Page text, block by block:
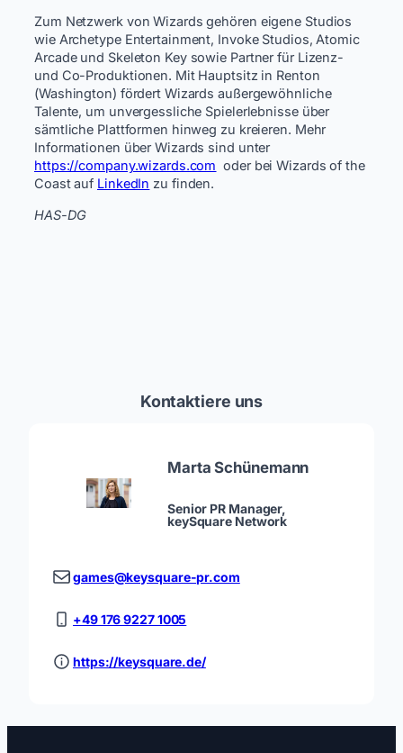
Zum Netzwerk von Wizards gehören eigene Studios
wie Archetype Entertainment, Invoke Studios, Atomic
Arcade und Skeleton Key sowie Partner für Lizenz-
und Co-Produktionen. Mit Hauptsitz in Renton
(Washington) fördert Wizards außergewöhnliche
Talente, um unvergessliche Spielerlebnisse über
sämtliche Plattformen hinweg zu kreieren. Mehr
Informationen über Wizards sind unter
https://company.wizards.com ​ oder bei Wizards of the
Coast auf LinkedIn zu finden.
HAS-DG
Kontaktiere uns
Marta Schünemann
Senior PR Manager,
keySquare Network
games@keysquare-pr.com
+49 176 9227 1005
https://keysquare.de/